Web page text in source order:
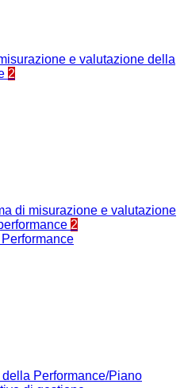
e valutazione della
2
di misurazione e valutazione
2
della Performance/Piano